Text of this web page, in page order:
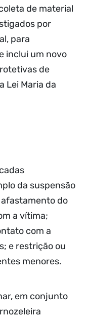
de material
por
para
inclui um novo
de
Lei Maria da
da suspensão
do
a vítima;
com a
e restrição ou
menores.
em conjunto